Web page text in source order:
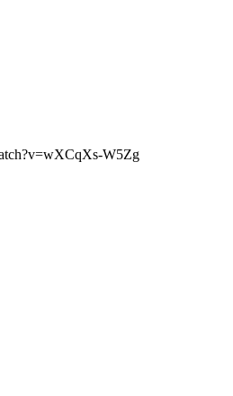
W5Zg